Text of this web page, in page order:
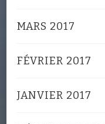
MARS 2017
FÉVRIER 2017
JANVIER 2017